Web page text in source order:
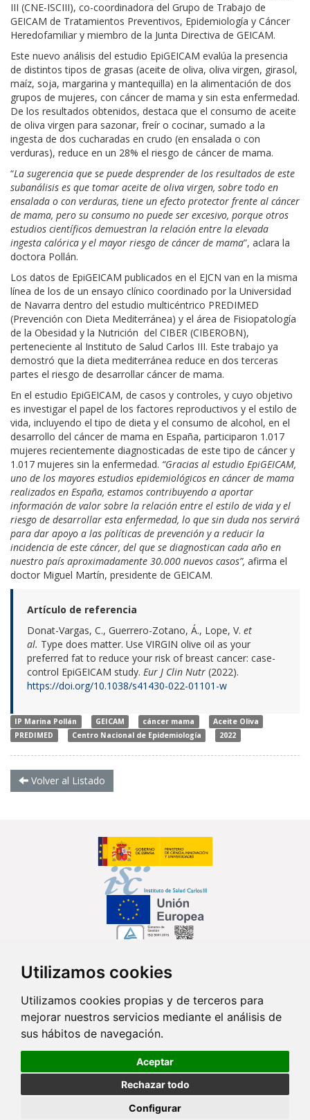
Utilizamos cookies
Utilizamos cookies propias y de terceros para
mejorar nuestros servicios mediante el análisis de
sus hábitos de navegación.
Aceptar
Rechazar todo
Configurar
III (CNE-ISCIII), co-coordinadora del Grupo de Trabajo de
GEICAM de Tratamientos Preventivos, Epidemiología y Cáncer
Heredofamiliar y miembro de la Junta Directiva de GEICAM.
Este nuevo análisis del estudio EpiGEICAM evalúa la presencia
de distintos tipos de grasas (aceite de oliva, oliva virgen, girasol,
maíz, soja, margarina y mantequilla) en la alimentación de dos
grupos de mujeres, con cáncer de mama y sin esta enfermedad.
De los resultados obtenidos, destaca que el consumo de aceite
de oliva virgen para sazonar, freír o cocinar, sumado a la
ingesta de dos cucharadas en crudo (en ensalada o con
verduras), reduce en un 28% el riesgo de cáncer de mama.
“La sugerencia que se puede desprender de los resultados de este
subanálisis es que tomar aceite de oliva virgen, sobre todo en
ensalada o con verduras, tiene un efecto protector frente al cáncer
de mama, pero su consumo no puede ser excesivo, porque otros
estudios científicos demuestran la relación entre la elevada
ingesta calórica y el mayor riesgo de cáncer de mama”, aclara la
doctora Pollán.
Los datos de EpiGEICAM publicados en el EJCN van en la misma
línea de los de un ensayo clínico coordinado por la Universidad
de Navarra dentro del estudio multicéntrico PREDIMED
(Prevención con Dieta Mediterránea) y el área de Fisiopatología
de la Obesidad y la Nutrición del CIBER (CIBEROBN),
perteneciente al Instituto de Salud Carlos III. Este trabajo ya
demostró que la dieta mediterránea reduce en dos terceras
partes el riesgo de desarrollar cáncer de mama.
En el estudio EpiGEICAM, de casos y controles, y cuyo objetivo
es investigar el papel de los factores reproductivos y el estilo de
vida, incluyendo el tipo de dieta y el consumo de alcohol, en el
desarrollo del cáncer de mama en España, participaron 1.017
mujeres recientemente diagnosticadas de este tipo de cáncer y
1.017 mujeres sin la enfermedad. “Gracias al estudio EpiGEICAM,
uno de los mayores estudios epidemiológicos en cáncer de mama
realizados en España, estamos contribuyendo a aportar
información de valor sobre la relación entre el estilo de vida y el
riesgo de desarrollar esta enfermedad, lo que sin duda nos servirá
para dar apoyo a las políticas de prevención y a reducir la
incidencia de este cáncer, del que se diagnostican cada año en
nuestro país aproximadamente 30.000 nuevos casos”, afirma el
doctor Miguel Martín, presidente de GEICAM.
Artículo de referencia
Donat-Vargas, C., Guerrero-Zotano, Á., Lope, V. et
al. Type does matter. Use VIRGIN olive oil as your
preferred fat to reduce your risk of breast cancer: case-
control EpiGEICAM study. Eur J Clin Nutr (2022).
https://doi.org/10.1038/s41430-022-01101-w
IP Marina Pollán GEICAM cáncer mama
Aceite Oliva
PREDIMED
Centro Nacional de Epidemiología 2022
Volver al Listado
Síguenos en...
Contacto
Av. Monforte de Lemos, 3-5. Pabellón 11. Planta 0 28029 Madrid
info@ciberisciii.es
Política de Privacidad
| Portal de Transparencia